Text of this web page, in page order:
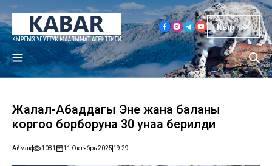
Кыр
Жалал-Абаддагы Эне жана баланы
коргоо борборуна 30 унаа берилди
Аймак 1081 11 Октябрь 2025 19:29